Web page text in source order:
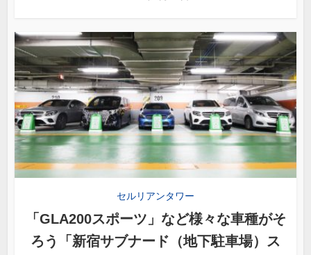
セルリアンタワー
「GLA200スポーツ」など様々な車種がそ
ろう「新宿サブナード（地下駐車場）ス